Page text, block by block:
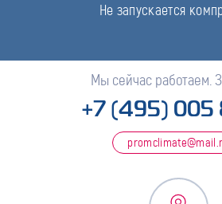
Не запускается
Мы сейчас работаем.
+7 (495) 005